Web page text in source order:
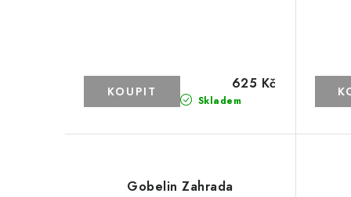
Skladem
625 Kč
Gobelin Zahrada